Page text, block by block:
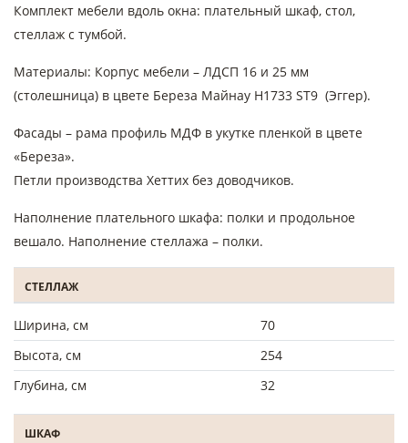
Комплект мебели вдоль окна: плательный шкаф, стол,
стеллаж с тумбой.
Материалы: Корпус мебели – ЛДСП 16 и 25 мм
(столешница) в цвете Береза Майнау Н1733 ST9 (Эггер).
Фасады – рама профиль МДФ в укутке пленкой в цвете
«Береза».
Петли производства Хеттих без доводчиков.
Наполнение плательного шкафа: полки и продольное
вешало. Наполнение стеллажа – полки.
СТЕЛЛАЖ
Ширина, см
70
Высота, см
254
Глубина, см
32
ШКАФ